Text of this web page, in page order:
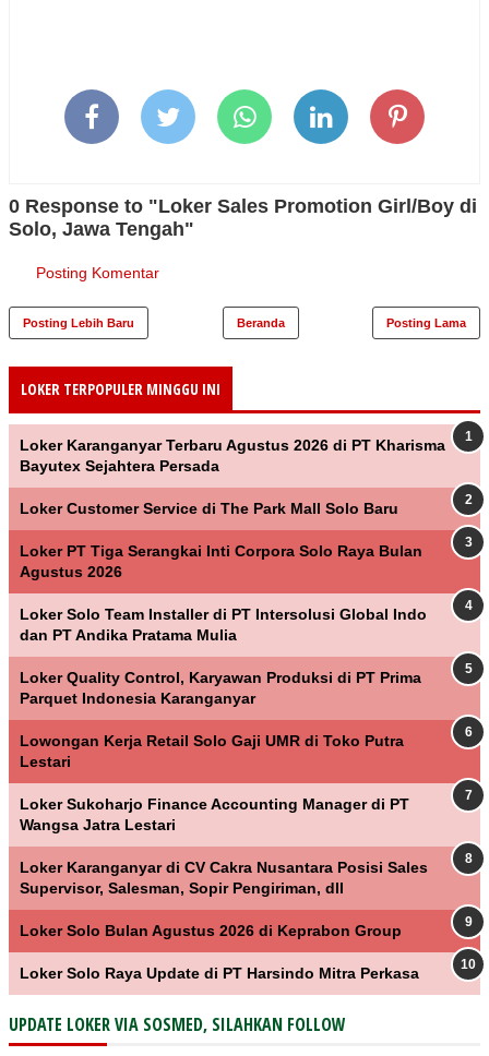
0 Response to "Loker Sales Promotion Girl/Boy di
Solo, Jawa Tengah"
Posting Komentar
Posting Lebih Baru Posting Lama
Beranda
LOKER TERPOPULER MINGGU INI
Loker Karanganyar Terbaru Agustus 2026 di PT Kharisma
Bayutex Sejahtera Persada
Loker Customer Service di The Park Mall Solo Baru
Loker PT Tiga Serangkai Inti Corpora Solo Raya Bulan
Agustus 2026
Loker Solo Team Installer di PT Intersolusi Global Indo
dan PT Andika Pratama Mulia
Loker Quality Control, Karyawan Produksi di PT Prima
Parquet Indonesia Karanganyar
Lowongan Kerja Retail Solo Gaji UMR di Toko Putra
Lestari
Loker Sukoharjo Finance Accounting Manager di PT
Wangsa Jatra Lestari
Loker Karanganyar di CV Cakra Nusantara Posisi Sales
Supervisor, Salesman, Sopir Pengiriman, dll
Loker Solo Bulan Agustus 2026 di Keprabon Group
Loker Solo Raya Update di PT Harsindo Mitra Perkasa
UPDATE LOKER VIA SOSMED, SILAHKAN FOLLOW